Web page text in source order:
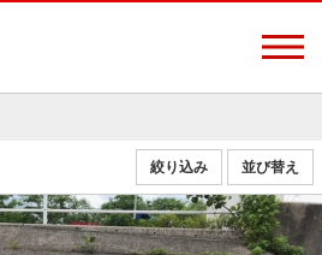
並び替え
絞り込み